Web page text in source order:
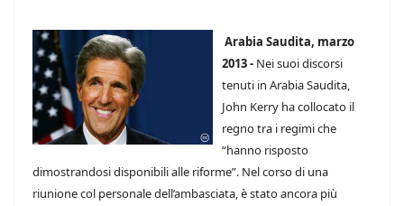
Arabia Saudita, marzo
2013 - Nei suoi discorsi
tenuti in Arabia Saudita,
John Kerry ha collocato il
regno tra i regimi che
“hanno risposto
dimostrandosi disponibili alle riforme”. Nel corso di una
riunione col personale dell’ambasciata, è stato ancora più